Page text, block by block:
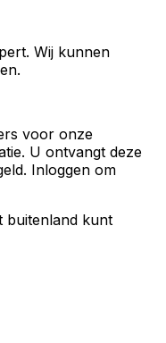
Wij kunnen
voor onze
U ontvangt deze
Inloggen om
buitenland kunt